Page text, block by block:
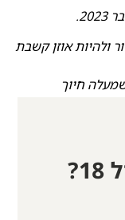
ולהיות אוזן קשבת
חיוך